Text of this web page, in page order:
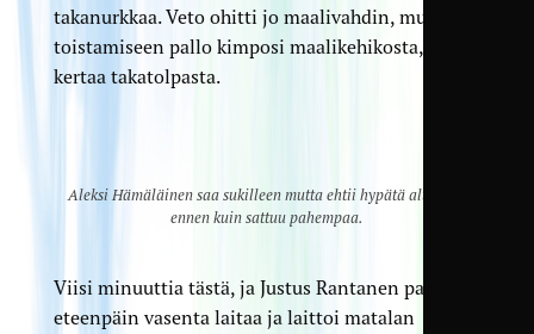
takanurkkaa. Veto ohitti jo maalivahdin, mutta jo
toistamiseen pallo kimposi maalikehikosta, tällä
kertaa takatolpasta.
Aleksi Hämäläinen saa sukilleen mutta ehtii hypätä alta pois
ennen kuin sattuu pahempaa.
Viisi minuuttia tästä, ja Justus Rantanen paineli
eteenpäin vasenta laitaa ja laittoi matalan